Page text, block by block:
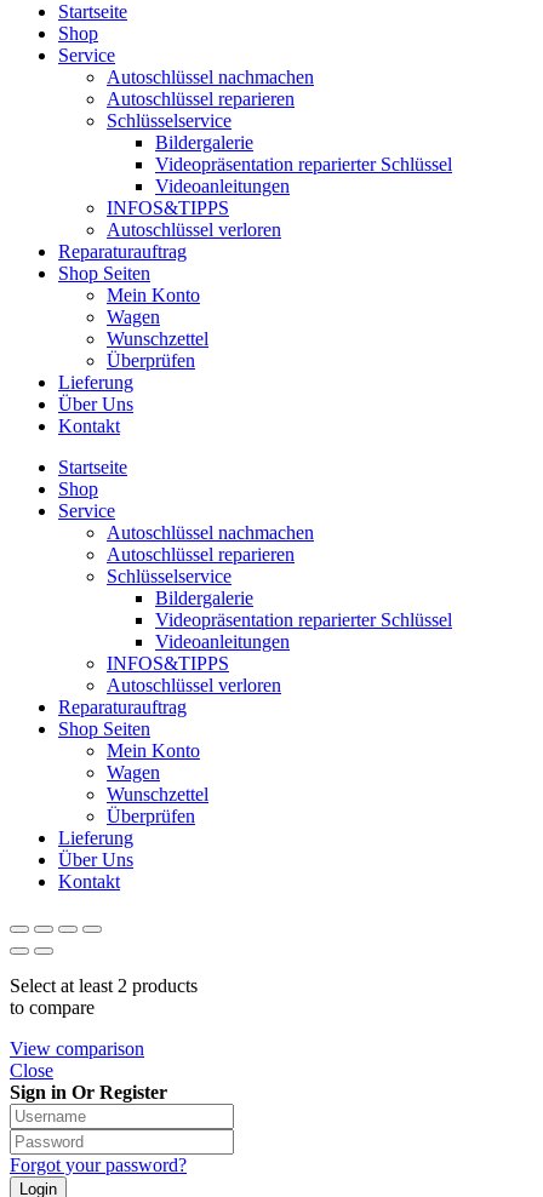
Startseite
Shop
Service
Autoschlüssel nachmachen
Autoschlüssel reparieren
Schlüsselservice
Bildergalerie
Videopräsentation reparierter Schlüssel
Videoanleitungen
INFOS&TIPPS
Autoschlüssel verloren
Reparaturauftrag
Shop Seiten
Mein Konto
Wagen
Wunschzettel
Überprüfen
Lieferung
Über Uns
Kontakt
Startseite
Shop
Service
Autoschlüssel nachmachen
Autoschlüssel reparieren
Schlüsselservice
Bildergalerie
Videopräsentation reparierter Schlüssel
Videoanleitungen
INFOS&TIPPS
Autoschlüssel verloren
Reparaturauftrag
Shop Seiten
Mein Konto
Wagen
Wunschzettel
Überprüfen
Lieferung
Über Uns
Kontakt
Select at least 2 products
to compare
View comparison
Close
Sign in Or Register
Forgot your password?